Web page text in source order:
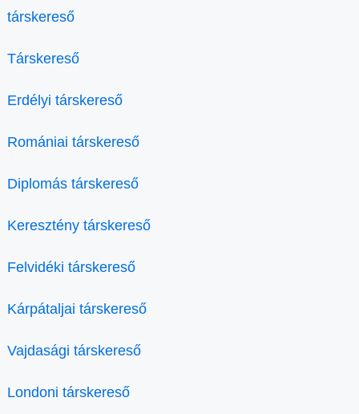
társkereső
Társkereső
Erdélyi társkereső
Romániai társkereső
Diplomás társkereső
Keresztény társkereső
Felvidéki társkereső
Kárpátaljai társkereső
Vajdasági társkereső
Londoni társkereső